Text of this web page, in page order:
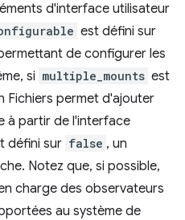
d'interface utilisateur
est défini sur
de configurer les
si multiple_mounts est
Fichiers permet d'ajouter
à partir de l'interface
défini sur false , un
Notez que, si possible,
charge des observateurs
au système de